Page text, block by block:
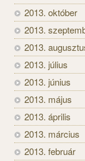
2013. október
2013.
2013.
2013. július
2013. június
2013. május
2013. április
2013. március
2013. február